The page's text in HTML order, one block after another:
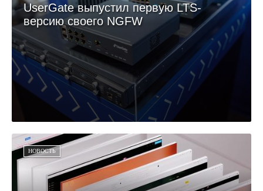
UserGate выпустил первую LTS-
версию своего NGFW
НОВОСТЬ